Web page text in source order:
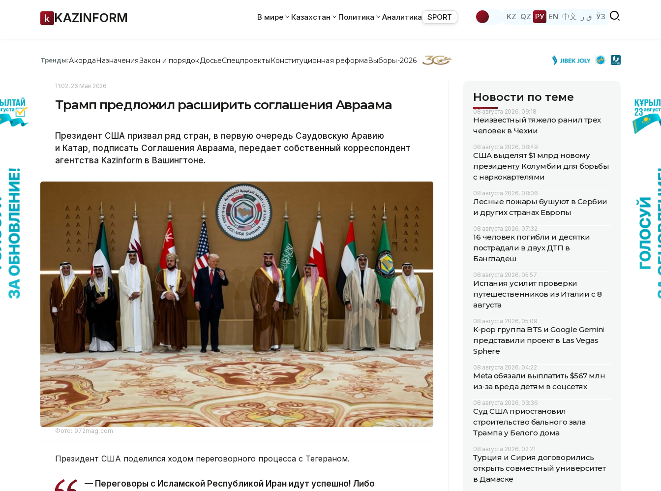
KAZINFORM В мире Казахстан Политика Аналитика SPORT KZ QZ РУ EN 中文 ق ز ЎЗ
Тренды:АкордаНазначенияЗакон и порядок ДосьеСпецпроектыКонституционная реформаВыборы-2026
11:02, 26 Мая 2026
Трамп предложил расширить соглашения Авраама
Президент США призвал ряд стран, в первую очередь Саудовскую Аравию
и Катар, подписать Соглашения Авраама, передает собственный корреспондент
агентства Kazinform в Вашингтоне.
Фото: 972mag.com
Президент США поделился ходом переговорного процесса с Тегераном.
— Переговоры с Исламской Республикой Иран идут успешно! Либо
Новости по теме
08 августа 2026, 09:18
Неизвестный тяжело ранил трех
человек в Чехии
08 августа 2026, 08:49
США выделят $1 млрд новому
президенту Колумбии для борьбы
с наркокартелями
08 августа 2026, 08:06
Лесные пожары бушуют в Сербии
и других странах Европы
08 августа 2026, 07:32
16 человек погибли и десятки
пострадали в двух ДТП в
Бангладеш
08 августа 2026, 05:57
Испания усилит проверки
путешественников из Италии с 8
августа
08 августа 2026, 05:09
K-pop группа BTS и Google Gemini
представили проект в Las Vegas
Sphere
08 августа 2026, 04:22
Meta обязали выплатить $567 млн
из-за вреда детям в соцсетях
08 августа 2026, 03:36
Суд США приостановил
строительство бального зала
Трампа у Белого дома
08 августа 2026, 02:21
Турция и Сирия договорились
открыть совместный университет
в Дамаске